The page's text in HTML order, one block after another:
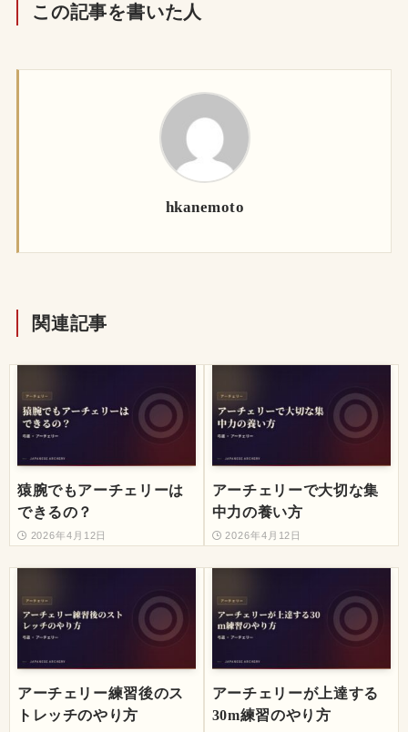
この記事を書いた人
hkanemoto
関連記事
猿腕でもアーチェリーは
できるの？
2026年4月12日
アーチェリーで大切な集
中力の養い方
2026年4月12日
アーチェリー練習後のス
トレッチのやり方
アーチェリーが上達する
30m練習のやり方